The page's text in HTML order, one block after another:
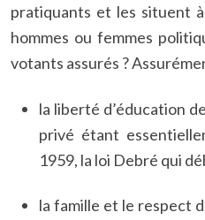
pratiquants et les situent
hommes ou femmes
votants assurés ?
la liberté d’éducation
privé étant
1959, la loi Debré qui
la famille et le respect